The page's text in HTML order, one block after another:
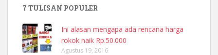
7 TULISAN POPULER
Ini alasan mengapa ada rencana harga
rokok naik Rp.50.000
Agustus 19, 2016